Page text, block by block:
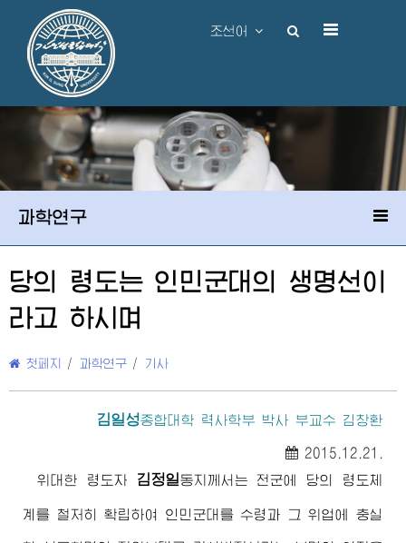
조선어
과학연구
당의 령도는 인민군대의 생명선이
라고 하시며
첫페지 / 과학연구 / 기사
김일성종합대학 력사학부 박사 부교수 김창환
2015.12.21.
위대한 령도자 김정일동지 께서는 전군에 당의 령도체
계를 철저히 확립하여 인민군대를 수령과 그 위업에 충실